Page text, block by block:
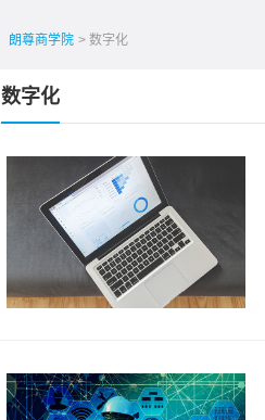
朗尊商学院 > 数字化
数字化